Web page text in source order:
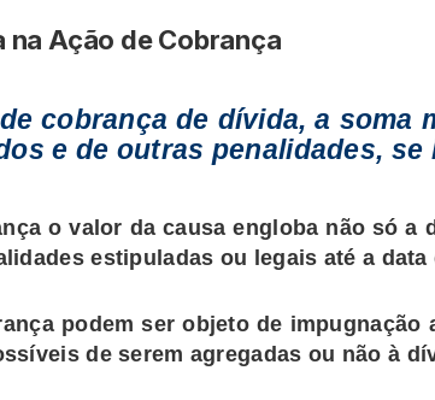
na Ação de Cobrança
cobrança de dívida, a
e de outras penalidades,
o valor da causa engloba não só
estipuladas ou legais até a
podem ser objeto de
de serem agregadas ou não à